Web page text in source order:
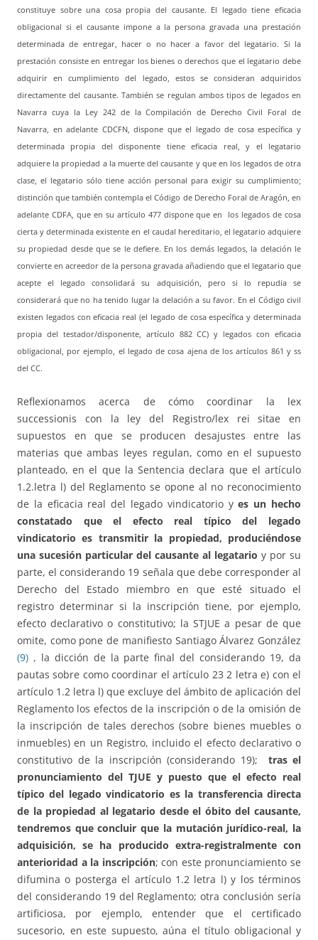
constituye sobre una cosa propia del causante. El legado tiene eficacia
obligacional si el causante impone a la persona gravada una prestación
determinada de entregar, hacer o no hacer a favor del legatario. Si la
prestación consiste en entregar los bienes o derechos que el legatario debe
adquirir en cumplimiento del legado, estos se consideran adquiridos
directamente del causante. También se regulan ambos tipos de legados en
Navarra cuya la Ley 242 de la Compilación de Derecho Civil Foral de
Navarra, en adelante CDCFN, dispone que el legado de cosa específica y
determinada propia del disponente tiene eficacia real, y el legatario
adquiere la propiedad a la muerte del causante y que en los legados de otra
clase, el legatario sólo tiene acción personal para exigir su cumplimiento;
distinción que también contempla el Código de Derecho Foral de Aragón, en
adelante CDFA, que en su artículo 477 dispone que en los legados de cosa
cierta y determinada existente en el caudal hereditario, el legatario adquiere
su propiedad desde que se le defiere. En los demás legados, la delación le
convierte en acreedor de la persona gravada añadiendo que el legatario que
acepte el legado consolidará su adquisición, pero si lo repudia se
considerará que no ha tenido lugar la delación a su favor. En el Código civil
existen legados con eficacia real (el legado de cosa específica y determinada
propia del testador/disponente, artículo 882 CC) y legados con eficacia
obligacional, por ejemplo, el legado de cosa ajena de los artículos 861 y ss
del CC.
Reflexionamos acerca de cómo coordinar la lex
successionis con la ley del Registro/lex rei sitae en
supuestos en que se producen desajustes entre las
materias que ambas leyes regulan, como en el supuesto
planteado, en el que la Sentencia declara que el artículo
1.2.letra l) del Reglamento se opone al no reconocimiento
de la eficacia real del legado vindicatorio yes un hecho
constatado que el efecto real típico del legado
vindicatorio es transmitir la propiedad, produciéndose
una sucesión particular del causante al legatario y por su
parte, el considerando 19 señala que debe corresponder al
Derecho del Estado miembro en que esté situado el
registro determinar si la inscripción tiene, por ejemplo,
efecto declarativo o constitutivo; la STJUE a pesar de que
omite, como pone de manifiesto Santiago Álvarez González
(9) , la dicción de la parte final del considerando 19, da
pautas sobre como coordinar el artículo 23 2 letra e) con el
artículo 1.2 letra l) que excluye del ámbito de aplicación del
Reglamento los efectos de la inscripción o de la omisión de
la inscripción de tales derechos (sobre bienes muebles o
inmuebles) en un Registro, incluido el efecto declarativo o
constitutivo de la inscripción (considerando 19); tras el
pronunciamiento del TJUE y puesto que el efecto real
típico del legado vindicatorio es la transferencia directa
de la propiedad al legatario desde el óbito del causante,
tendremos que concluir que la mutación jurídico-real, la
adquisición, se ha producido extra-registralmente con
anterioridad a la inscripción; con este pronunciamiento se
difumina o posterga el artículo 1.2 letra l) y los términos
del considerando 19 del Reglamento; otra conclusión sería
artificiosa, por ejemplo, entender que el certificado
sucesorio, en este supuesto, aúna el título obligacional y